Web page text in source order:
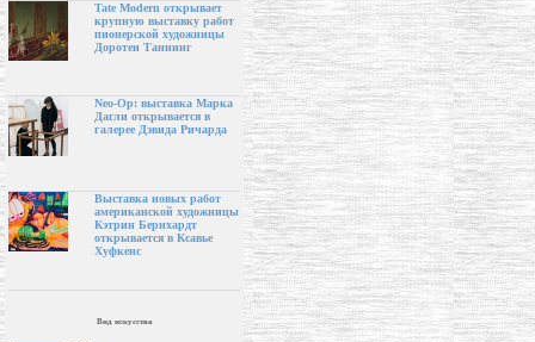
Tate Modern открывает
крупную выставку работ
пионерской художницы
Доротеи Таннинг
Neo-Op: выставка Марка
Дагли открывается в
галерее Дэвида Ричарда
Выставка новых работ
американской художницы
Кэтрин Бернхардт
открывается в Ксавье
Хуфкенс
Вид искусства